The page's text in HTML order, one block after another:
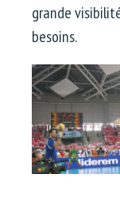
grande
besoins.